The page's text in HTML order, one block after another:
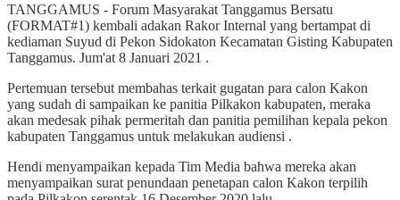
TANGGAMUS - Forum Masyarakat Tanggamus Bersatu
(FORMAT#1) kembali adakan Rakor Internal yang bertampat di
kediaman Suyud di Pekon Sidokaton Kecamatan Gisting Kabupaten
Tanggamus. Jum'at 8 Januari 2021 .
Pertemuan tersebut membahas terkait gugatan para calon Kakon
yang sudah di sampaikan ke panitia Pilkakon kabupaten, meraka
akan medesak pihak permeritah dan panitia pemilihan kepala pekon
kabupaten Tanggamus untuk melakukan audiensi .
Hendi menyampaikan kepada Tim Media bahwa mereka akan
menyampaikan surat penundaan penetapan calon Kakon terpilih